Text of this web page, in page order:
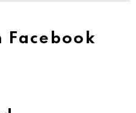
Facebook